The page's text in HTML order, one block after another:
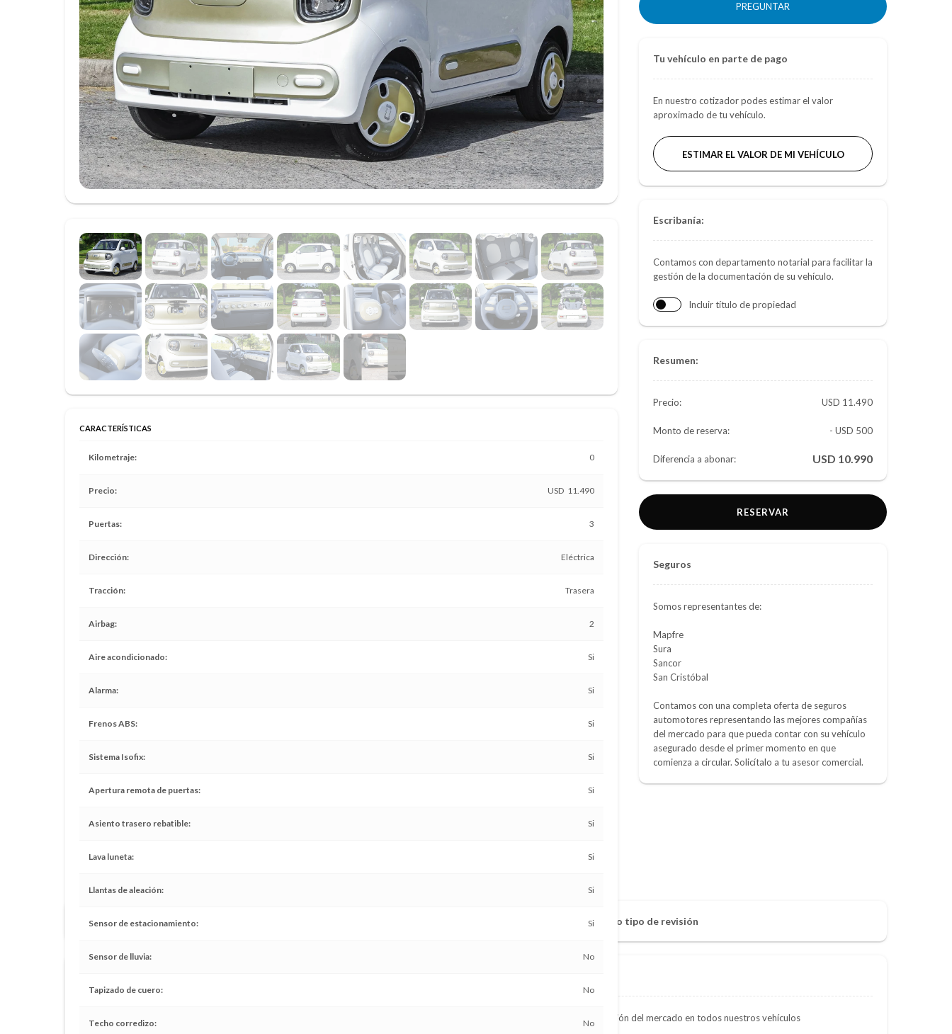
CARACTERÍSTICAS
Kilometraje 0
Precio 11.490
Puertas 3
Dirección Eléctrica
Tracción Trasera
Airbag 2
Aire acondicionado Si
Alarma Si
Frenos ABS Si
Sistema Isofix Si
Apertura remota de puertas Si
Asiento trasero rebatible Si
Lava luneta Si
Llantas de aleación Si
Sensor de estacionamiento Si
Sensor de lluvia No
Tapizado de cuero No
Techo corredizo No
PREGUNTAR
Tu vehículo en parte de pago
En nuestro cotizador podes estimar el valor
aproximado de tu vehículo.
ESTIMAR EL VALOR DE MI VEHÍCULO
Escribanía:
Contamos con departamento notarial para facilitar la
gestión de la documentación de su vehículo.
Incluir título de propiedad
Resumen:
Precio: 11.490
Monto de reserva: - USD 500
Diferencia a abonar: 10.990
RESERVAR
Seguros
Somos representantes de:
Mapfre
Sura
Sancor
San Cristóbal
Contamos con una completa oferta de seguros
automotores representando las mejores compañías
del mercado para que pueda contar con su vehículo
asegurado desde el primer momento en que
comienza a circular. Solicítalo a tu asesor comercial.
Todos los servicios realizados en tiempo y forma Vehículo disponible a todo tipo de revisión
Aprobación inmediata
Ofrecemos la mejor financiación del mercado en todos nuestros vehículos